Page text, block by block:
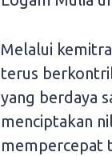
Melalui
terus
yang berdaya
menciptakan
mempercepat